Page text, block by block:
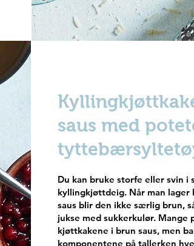
saus med
Du kan bruke storfe eller svin i
kyllingkjøttdeig. Når man lager
saus blir den ikke særlig brun,
jukse med sukkerkulør. Mange
kjøttkakene i brun saus, men
komponentene på tallerken